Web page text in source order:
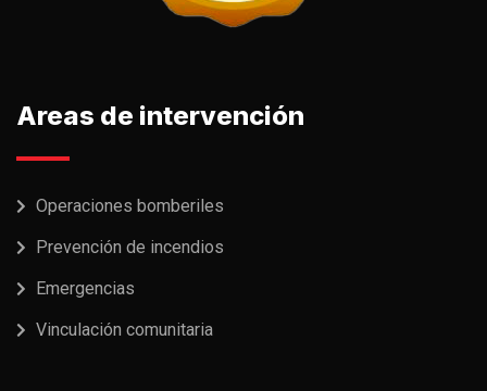
Areas de intervención
Operaciones bomberiles
Prevención de incendios
Emergencias
Vinculación comunitaria